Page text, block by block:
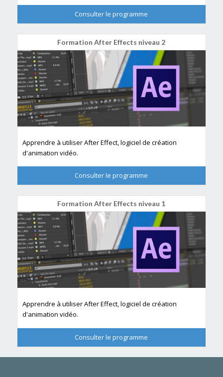
Consulter le programme
Formation After Effects niveau 2
Apprendre à utiliser After Effect, logiciel de création
d'animation vidéo.
Consulter le programme
Formation After Effects niveau 1
Apprendre à utiliser After Effect, logiciel de création
d'animation vidéo.
Consulter le programme